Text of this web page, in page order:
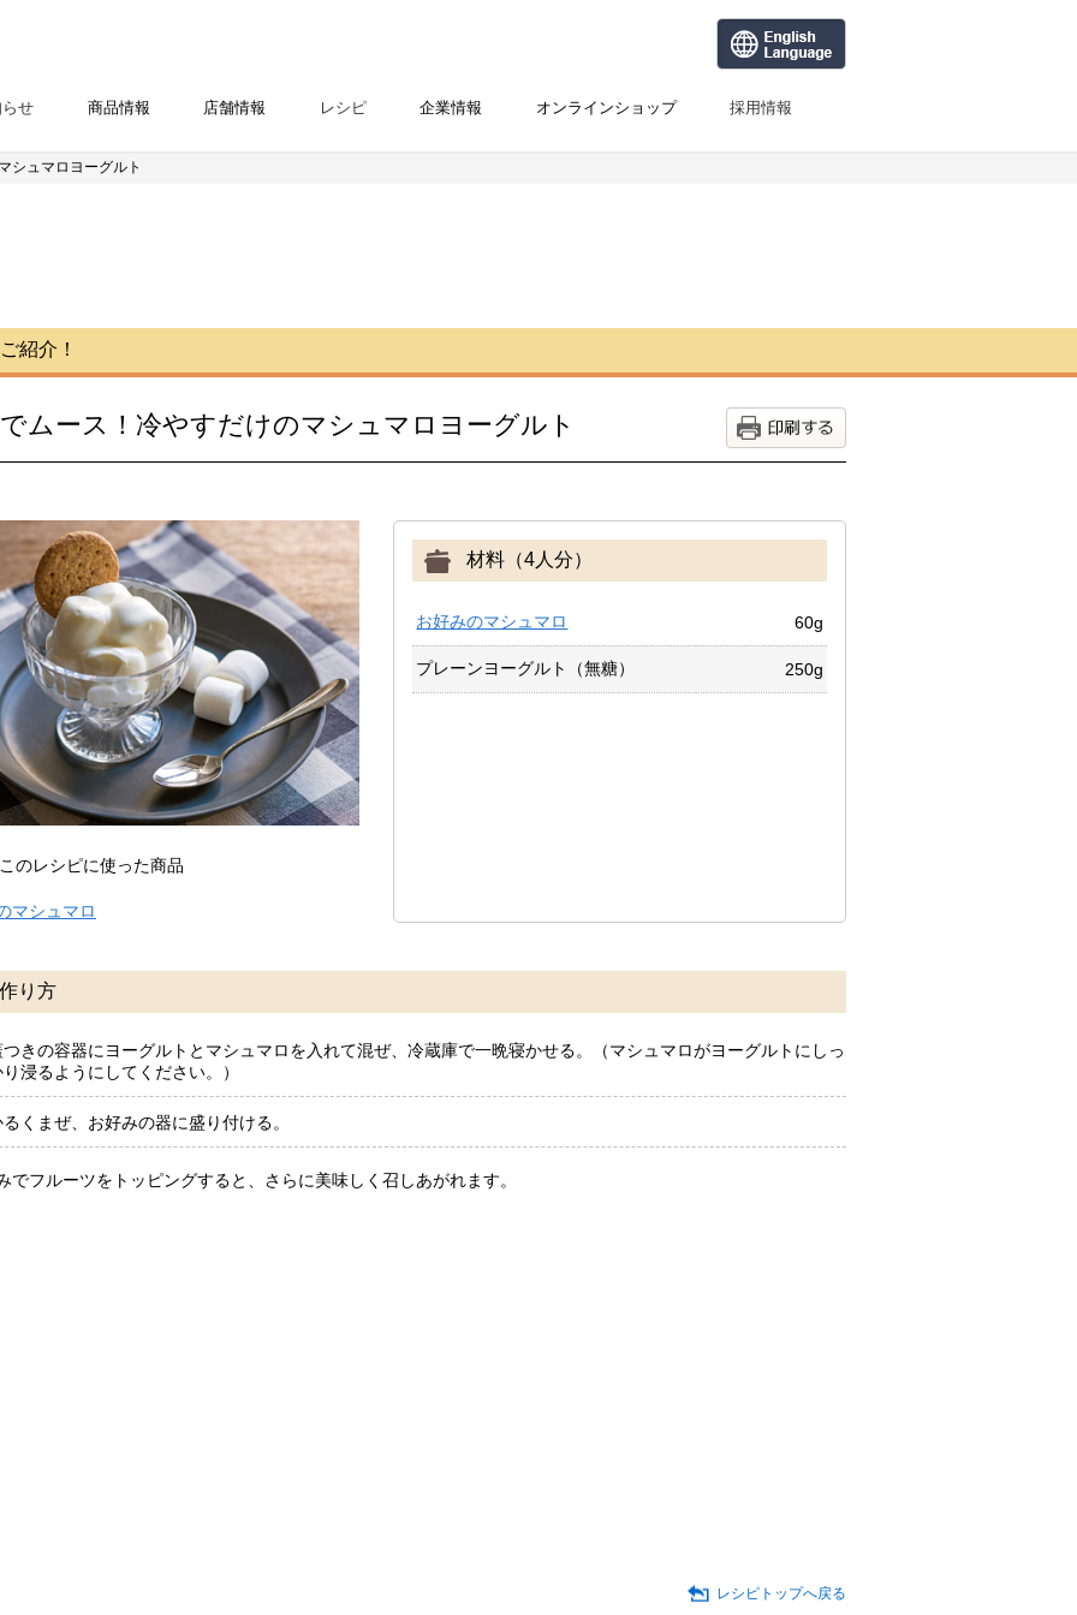
せ 商品情報 店舗情報 レシピ 企業情報 オンラインショップ 採用情報
シュマロヨーグルト
紹介！
ムース！冷やすだけのマシュマロヨーグルト
このレシピに使った商品
マシュマロ
材料（4人分）
お好みのマシュマロ 60g
プレーンヨーグルト（無糖） 250g
作り方
つきの容器にヨーグルトとマシュマロを入れて混ぜ、冷蔵庫で一晩寝かせる。（マシュマロがヨーグルトにしっ
浸るようにしてください。）
るくまぜ、お好みの器に盛り付ける。
でフルーツをトッピングすると、さらに美味しく召しあがれます。
レシピトップへ戻る